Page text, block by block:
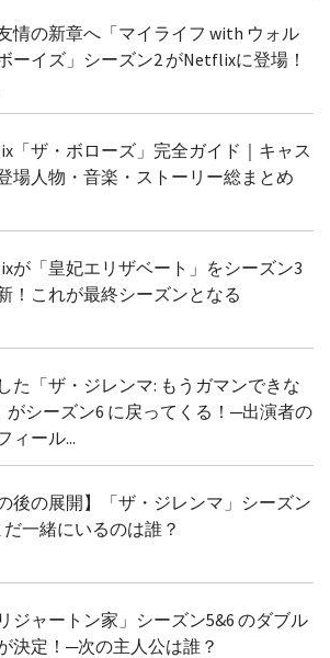
情の新章へ「マイライフ with ウォル
ーイズ」シーズン2 がNetflixに登場！
「ザ・ボローズ」完全ガイド｜キャス
場人物・音楽・ストーリー総まとめ
が「皇妃エリザベート」をシーズン3
！これが最終シーズンとなる
た「ザ・ジレンマ: もうガマンできな
がシーズン6 に戻ってくる！─出演者の
ィール...
の後の展開】「ザ・ジレンマ」シーズン
一緒にいるのは誰？
ジャートン家」シーズン5&6 のダブル
決定！─次の主人公は誰？